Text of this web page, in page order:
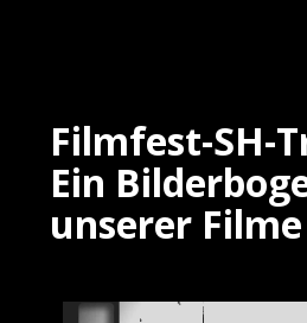
Filmfest-SH-
Ein
unserer Filme